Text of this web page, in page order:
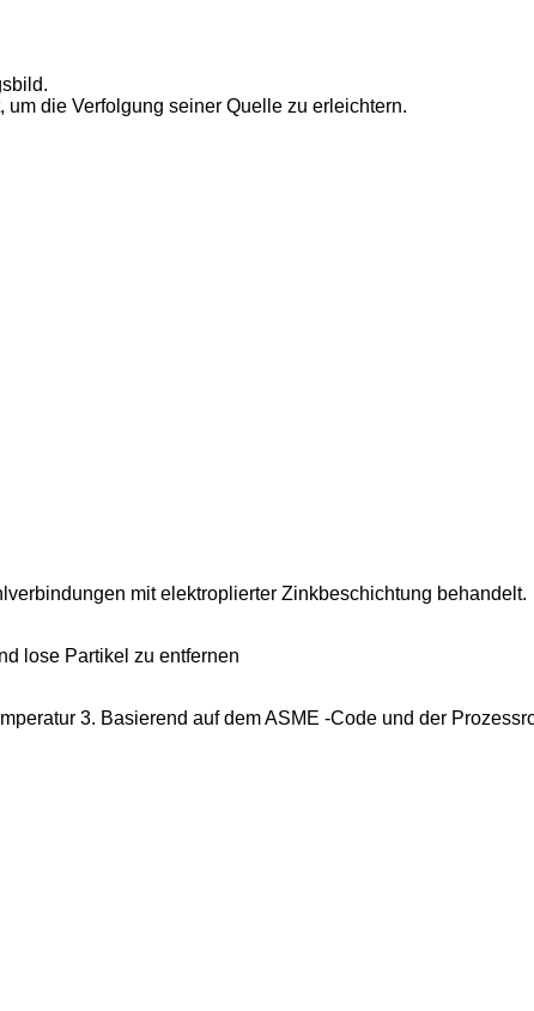
die Verfolgung seiner Quelle zu erleichtern.
mit elektroplierter Zinkbeschichtung behandelt.
lose Partikel zu entfernen
3. Basierend auf dem ASME -Code und der